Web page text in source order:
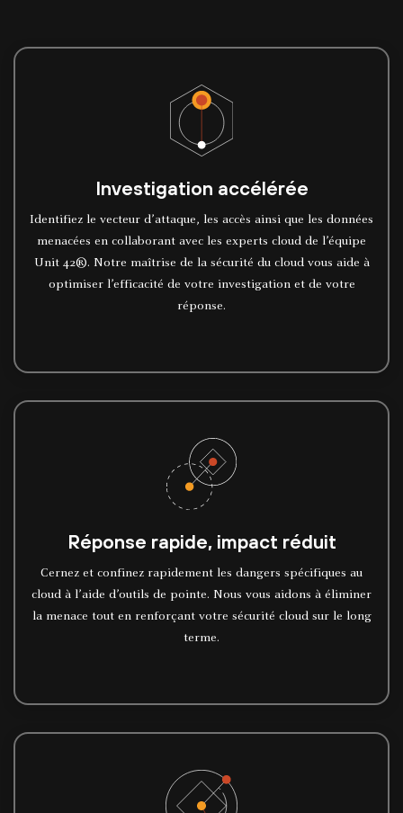
Investigation accélérée
Identifiez le vecteur d’attaque, les accès ainsi que les données
menacées en collaborant avec les experts cloud de l’équipe
Unit 42®. Notre maîtrise de la sécurité du cloud vous aide à
optimiser l’efficacité de votre investigation et de votre
réponse.
Réponse rapide, impact réduit
Cernez et confinez rapidement les dangers spécifiques au
cloud à l’aide d’outils de pointe. Nous vous aidons à éliminer
la menace tout en renforçant votre sécurité cloud sur le long
terme.